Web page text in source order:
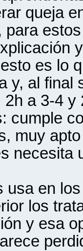
queja
para
es lo
y, al final
2h a 3-4 y
muy
necesita
en los
los
y esa